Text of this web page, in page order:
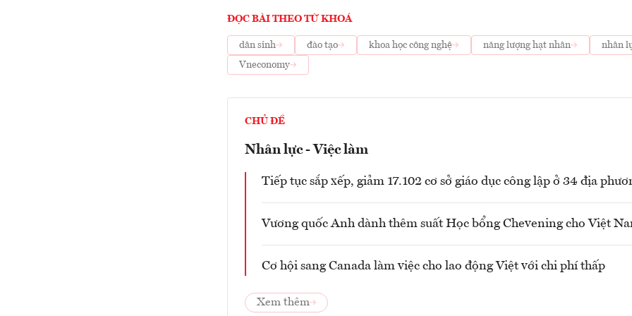
ĐỌC BÀI THEO TỪ KHOÁ
dân sinh đào tạo khoa học công nghệ năng lượng hạt nhân
nhân
Vneconomy
CHỦ ĐỀ
Nhân lực - Việc làm
Tiếp tục sắp xếp, giảm 17.102 cơ sở giáo dục công lập ở 34 địa
Vương quốc Anh dành thêm suất Học bổng Chevening cho Việt
Cơ hội sang Canada làm việc cho lao động Việt với chi phí thấp
Xem thêm